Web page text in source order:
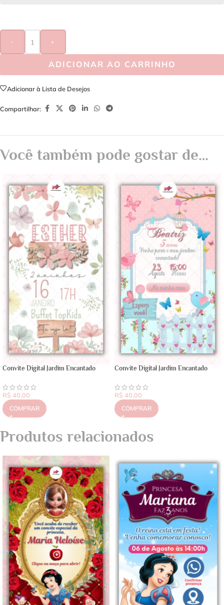
- +
ADICIONAR AO CARRINHO
Adicionar à Lista de Desejos
Compartilhar:
Você também pode gostar de…
Convite Digital Jardim Encantado
R$ 40,00
COMPRAR
Convite Digital Jardim Encantado
R$ 40,00
COMPRAR
Produtos relacionados